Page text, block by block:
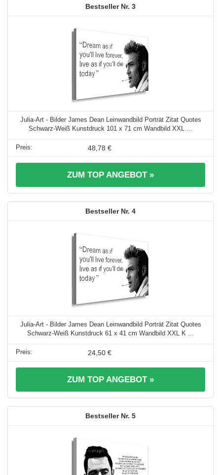
3
Julia-Art - Bilder James Dean Leinwandbild Porträt Zitat Quotes
Schwarz-Weiß Kunstdruck 101 x 71 cm Wandbild XXL ...
48,78 €
ZUM TOP ANGEBOT »
4
Julia-Art - Bilder James Dean Leinwandbild Porträt Zitat Quotes
Schwarz-Weiß Kunstdruck 61 x 41 cm Wandbild XXL K ...
24,50 €
ZUM TOP ANGEBOT »
5